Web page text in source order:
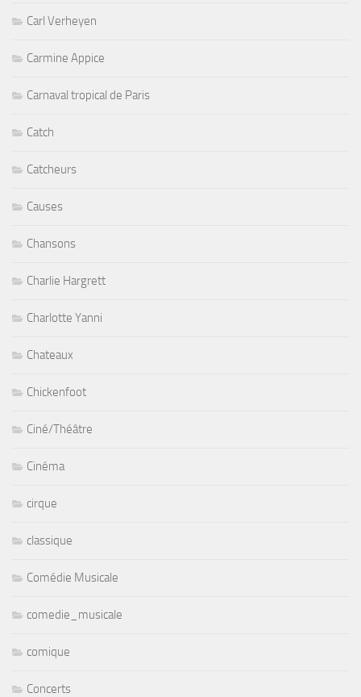
Carl Verheyen
Carmine Appice
Carnaval tropical de Paris
Catch
Catcheurs
Causes
Chansons
Charlie Hargrett
Charlotte Yanni
Chateaux
Chickenfoot
Ciné/Théâtre
Cinéma
cirque
classique
Comédie Musicale
comedie_musicale
comique
Concerts